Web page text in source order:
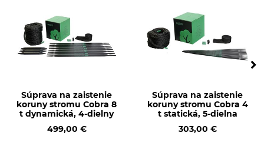
Súprava na zaistenie
koruny stromu Cobra 8
t dynamická, 4-dielny
499,00 €
Súprava na zaistenie
koruny stromu Cobra 4
t statická, 5-dielna
303,00 €